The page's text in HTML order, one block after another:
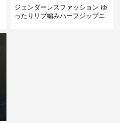
ジェンダーレスファッション ゆ
ったりリブ編みハーフジップニ